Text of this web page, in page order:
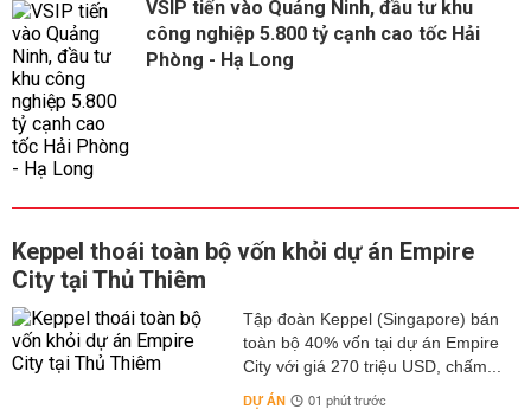
VSIP tiến vào Quảng Ninh, đầu tư khu
công nghiệp 5.800 tỷ cạnh cao tốc Hải
Phòng - Hạ Long
Keppel thoái toàn bộ vốn khỏi dự án Empire
City tại Thủ Thiêm
Tập đoàn Keppel (Singapore) bán
toàn bộ 40% vốn tại dự án Empire
City với giá 270 triệu USD, chấm...
DỰ ÁN 01 phút trước